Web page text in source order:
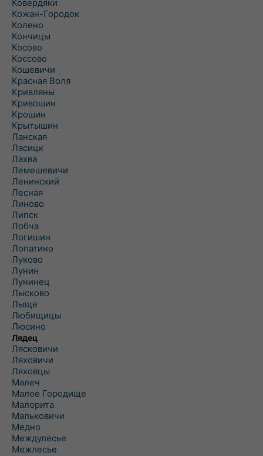
Ковердяки
Кожан-Городок
Колено
Кончицы
Косово
Коссово
Кошевичи
Красная Воля
Кривляны
Кривошин
Крошин
Крытышин
Ланская
Ласицк
Лахва
Лемешевичи
Ленинский
Лесная
Линово
Липск
Лобча
Логишин
Лопатино
Луково
Лунин
Лунинец
Лысково
Лыще
Любищицы
Люсино
Лядец
Лясковичи
Ляховичи
Ляховцы
Малеч
Малое Городище
Малорита
Мальковичи
Медно
Междулесье
Межлесье